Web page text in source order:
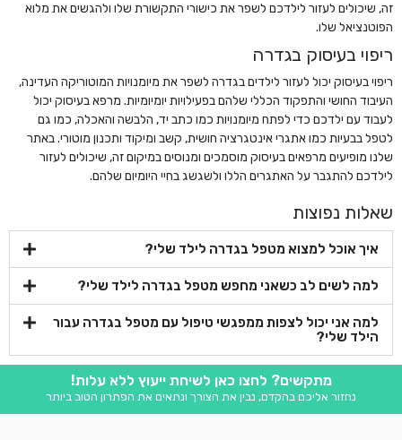
זה, שיכולים לעזור לילדכם לשפר את כישורי התקשורת שלו ולהגשים את מלוא
הפוטנציאל שלו.
ריפוי בעיסוק בגדרה
ריפוי בעיסוק יכול לעזור לילדים בגדרה לשפר את מיומנויות המוטוריקה העדינה,
העיבוד החושי והתפקוד הכללי שלהם בפעילויות יומיומיות. מרפא בעיסוק יכול
לעבוד עם ילדכם כדי לפתח מיומנויות כמו כתב יד, הלבשה והאכלה, כמו גם
לטפל בבעיות כמו אתגרי אינטגרציה חושית, קשב ומיקוד ותכנון מוטורי. באתר
שלנו מופיעים מרפאים בעיסוק מוסמכים ומנוסים במיקום זה, שיכולים לעזור
לילדכם להתגבר על האתגרים הללו ולשגשג בחיי היומיום שלהם.
שאלות נפוצות
איך אוכל למצוא מטפל בגדרה לילד שלי?
למה לשים לב כשאני מחפש מטפל בגדרה לילד שלי?
למה אני יכול לצפות ממפגשי טיפול עם מטפל בגדרה עבור
הילד שלי?
מתקשים? לחצו כאן לשיחת ייעוץ ללא עלות!
נחזור אליכם בהקדם, נבין את הצורך ונתאים את הפתרון הטוב ביותר